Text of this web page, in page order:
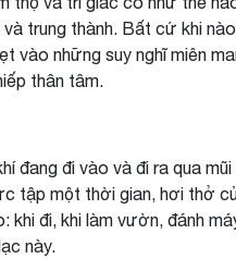
trung thành. Bất cứ khi
vào những suy nghĩ miên
thân tâm.
đang đi vào và đi ra qua
tập một thời gian, hơi thở
khi đi, khi làm vườn, đánh
này.